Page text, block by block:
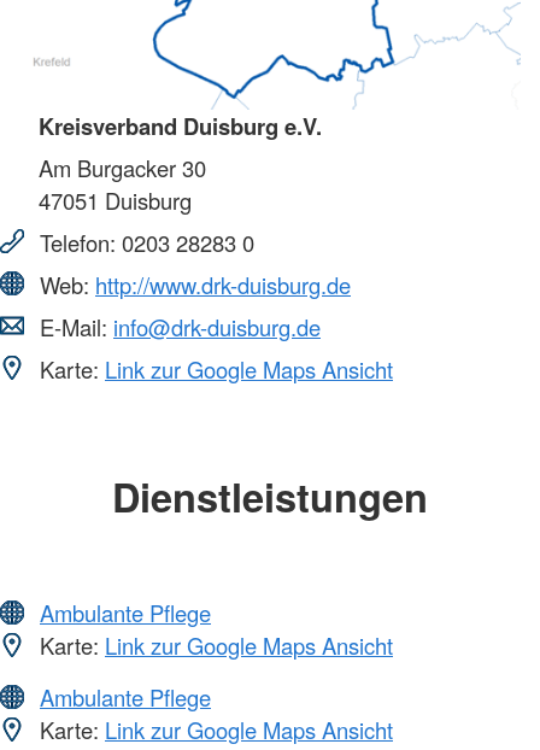
Kreisverband Duisburg e.V.
Am Burgacker 30
47051 Duisburg
Telefon: 0203 28283 0
Web: http://www.drk-duisburg.de
E-Mail: info@drk-duisburg.de
Karte: Link zur Google Maps Ansicht
Dienstleistungen
Ambulante Pflege
Karte: Link zur Google Maps Ansicht
Ambulante Pflege
Karte: Link zur Google Maps Ansicht